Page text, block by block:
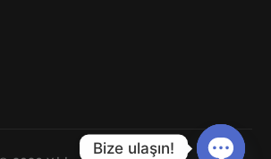
Katalog
Bize ulaşın!